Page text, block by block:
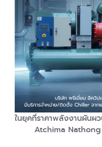
ในยุคที่ราคาพลังงานผันผ
Atchima Nathong